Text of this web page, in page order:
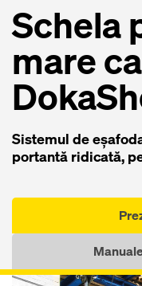
Schela
mare
Sistemul de
portantă ridicată,